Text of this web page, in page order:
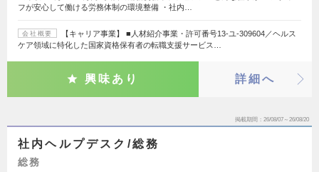
フが安心して働ける労務体制の環境整備 ・社内…
会社概要
【キャリア事業】 ■人材紹介事業・許可番号13-ユ-309604／ヘルス
ケア領域に特化した国家資格保有者の転職支援サービス…
興味あり 詳細へ
掲載期間 26/08/07～26/08/20
社内ヘルプデスク/総務
総務